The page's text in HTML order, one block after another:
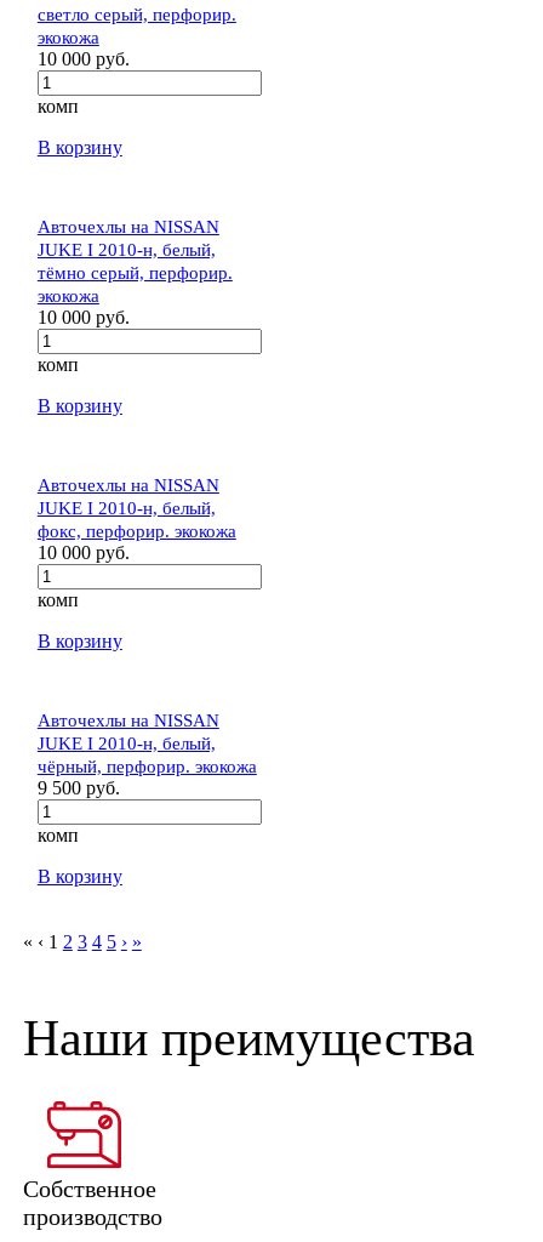
светло серый, перфорир.
экокожа
10 000 руб.
комп
В корзину
Авточехлы на NISSAN
JUKE I 2010-н, белый,
тёмно серый, перфорир.
экокожа
10 000 руб.
комп
В корзину
Авточехлы на NISSAN
JUKE I 2010-н, белый,
фокс, перфорир. экокожа
10 000 руб.
комп
В корзину
Авточехлы на NISSAN
JUKE I 2010-н, белый,
чёрный, перфорир. экокожа
9 500 руб.
комп
В корзину
« ‹ 1 2 3 4 5 › »
Наши преимущества
Собственное
производство